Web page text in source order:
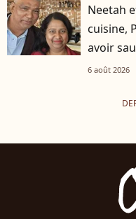
Neetah
cuisine,
avoir
6 août 2026